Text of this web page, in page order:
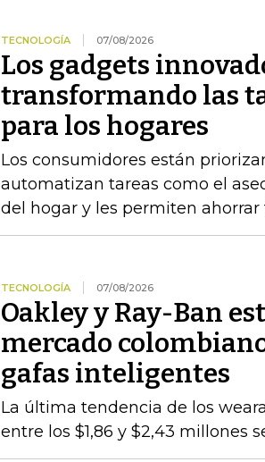
TECNOLOGÍA 07/08/2026
Los gadgets
transformando las
para los hogares
Los consumidores están
automatizan tareas como el
del hogar y les permiten
TECNOLOGÍA 07/08/2026
Oakley y Ray-Ban
mercado
gafas inteligentes
La última tendencia de los
entre los $1,86 y $2,43 millones